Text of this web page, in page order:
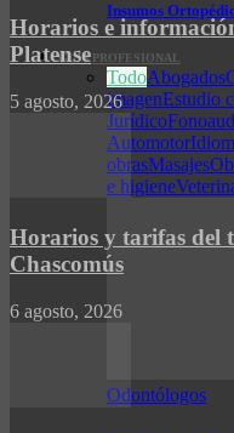
Insumos
GUÍA PROFESIONAL
TodoAbogados
imagenEstudio
Jurídico
Automotor
obrasMasajes
e higiene
Odontólogos
Horarios e
Platense
5 agosto, 2026
Horarios y tarifas del
Chascomús
6 agosto, 2026